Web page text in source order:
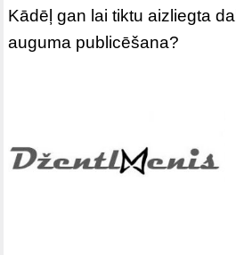
Kādēļ gan lai tiktu aizliegta
auguma publicēšana?